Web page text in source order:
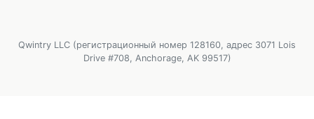
Qwintry LLC (регистрационный номер 128160, адрес 3071 Lois
Drive #708, Anchorage, AK 99517)